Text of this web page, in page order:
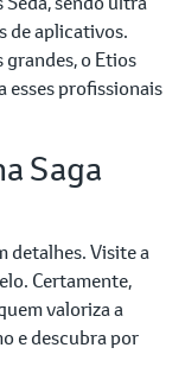
de aplicativos.
grandes, o Etios
esses profissionais
Saga
detalhes. Visite a
Certamente,
valoriza a
e descubra por